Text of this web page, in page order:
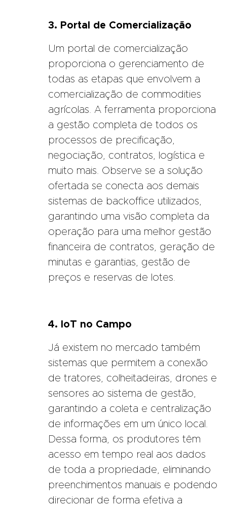
3. Portal de Comercialização
Um portal de comercialização
proporciona o gerenciamento de
todas as etapas que envolvem a
comercialização de commodities
agrícolas. A ferramenta proporciona
a gestão completa de todos os
processos de precificação,
negociação, contratos, logística e
muito mais. Observe se a solução
ofertada se conecta aos demais
sistemas de backoffice utilizados,
garantindo uma visão completa da
operação para uma melhor gestão
financeira de contratos, geração de
minutas e garantias, gestão de
preços e reservas de lotes.
4. IoT no Campo
Já existem no mercado também
sistemas que permitem a conexão
de tratores, colheitadeiras, drones e
sensores ao sistema de gestão,
garantindo a coleta e centralização
de informações em um único local.
Dessa forma, os produtores têm
acesso em tempo real aos dados
de toda a propriedade, eliminando
preenchimentos manuais e podendo
direcionar de forma efetiva a